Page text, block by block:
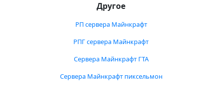
Другое
РП сервера Майнкрафт
РПГ сервера Майнкрафт
Сервера Майнкрафт ГТА
Сервера Майнкрафт пиксельмон